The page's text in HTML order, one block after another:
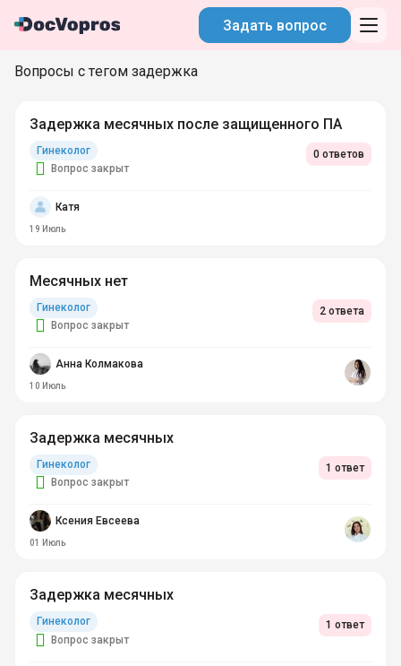
Задать вопрос
Вопросы с тегом задержка
Задержка месячных после защищенного ПА
Гинеколог
Вопрос закрыт
0 ответов
Катя
19 Июль
Месячных нет
Гинеколог
Вопрос закрыт
2 ответа
Анна Колмакова
10 Июль
Задержка месячных
Гинеколог
Вопрос закрыт
1 ответ
Ксения Евсеева
01 Июль
Задержка месячных
Гинеколог
Вопрос закрыт
1 ответ